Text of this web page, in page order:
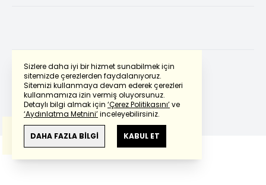
Sizlere daha iyi bir hizmet sunabilmek için
sitemizde çerezlerden faydalanıyoruz.
Sitemizi kullanmaya devam ederek çerezleri
kullanmamıza izin vermiş oluyorsunuz.
Detaylı bilgi almak için ‘Çerez Politikasını’ve
‘Aydınlatma Metnini’inceleyebilirsiniz.
DAHA FAZLA BİLGİ KABUL ET
Powered by Translate
Bu çevirideGoogle Transletekullanılmıştır.
Anlam ve çeviri hatalarından
haberturk.com
sorumlu değildir.